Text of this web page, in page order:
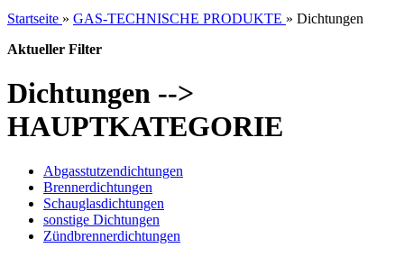
Startseite » GAS-TECHNISCHE PRODUKTE » Dichtungen
Aktueller Filter
Dichtungen -->
HAUPTKATEGORIE
Abgasstutzendichtungen
Brennerdichtungen
Schauglasdichtungen
sonstige Dichtungen
Zündbrennerdichtungen